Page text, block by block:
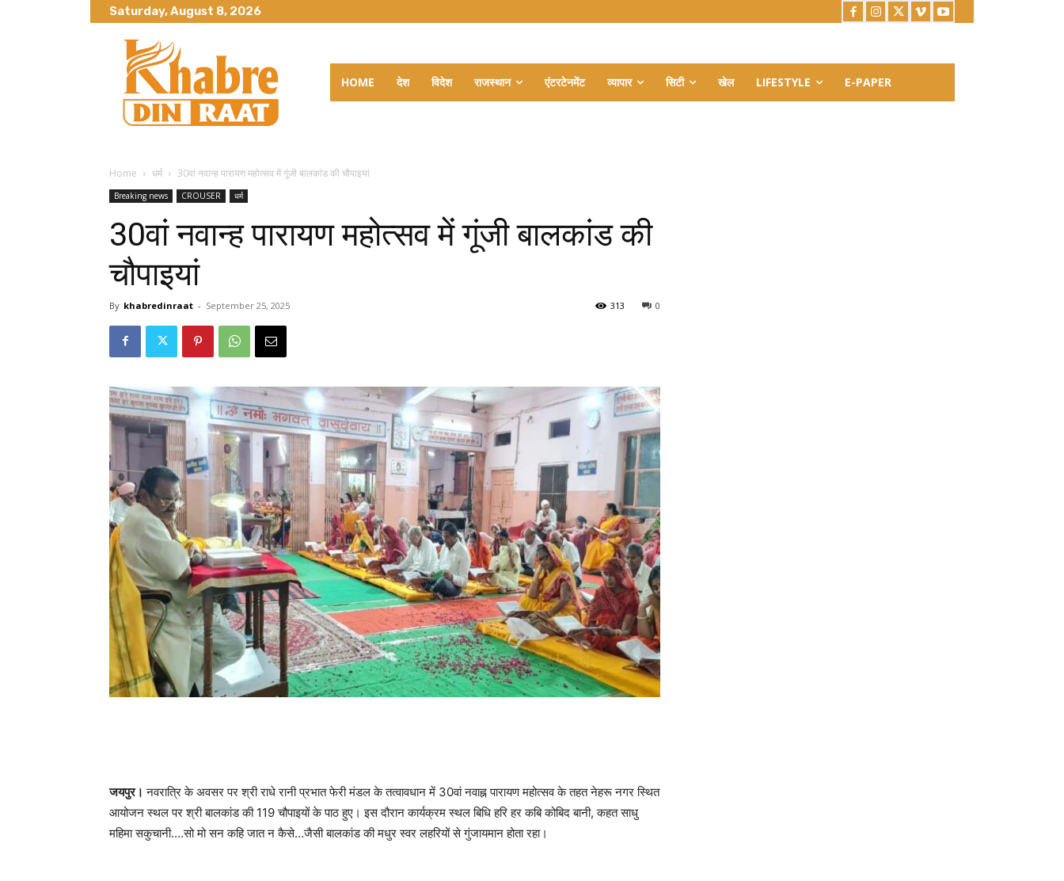
Saturday, August 8, 2026
HOME देश विदेश राजस्थान एंटरटेनमेंट व्यापार सिटी खेल LIFESTYLE E-PAPER
Home धर्म 30वां नवान्ह पारायण महोत्सव में गूंजी बालकांड की चौपाइयां
Breaking news CROUSER धर्म
30वां नवान्ह पारायण महोत्सव में गूंजी बालकांड की
चौपाइयां
By khabredinraat - September 25, 2025 0
313
जयपुर। नवरात्रि के अवसर पर श्री राधे रानी प्रभात फेरी मंडल के तत्वावधान में 30वां नवाह्न पारायण महोत्सव के तहत नेहरू नगर स्थित
आयोजन स्थल पर श्री बालकांड की 119 चौपाइयों के पाठ हुए। इस दौरान कार्यक्रम स्थल बिधि हरि हर कबि कोबिद बानी, कहत साधु
महिमा सकुचानी….सो मो सन कहि जात न कैसे…जैसी बालकांड की मधुर स्वर लहरियों से गुंजायमान होता रहा।